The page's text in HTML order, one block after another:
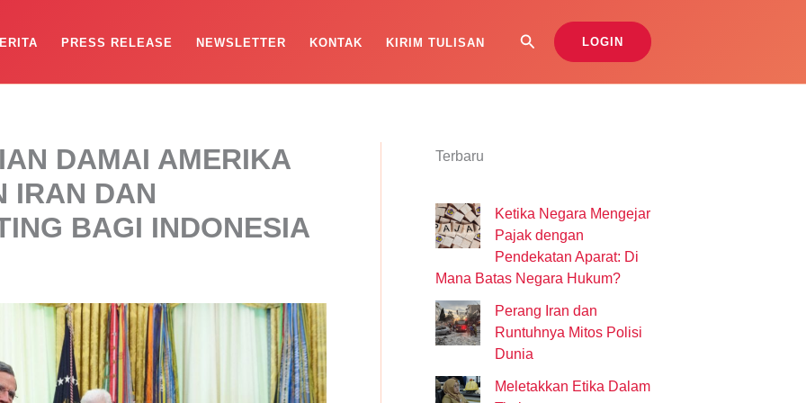
PRESS RELEASE NEWSLETTER KONTAK KIRIM TULISAN Search LOGIN
DAMAI AMERIKA
IRAN DAN
BAGI INDONESIA
Terbaru
Ketika Negara Mengejar
Pajak dengan
Pendekatan Aparat: Di
Mana Batas Negara Hukum?
Perang Iran dan
Runtuhnya Mitos Polisi
Dunia
Meletakkan Etika Dalam